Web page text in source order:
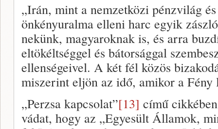
„Irán, mint a nemzetközi pénzvilág
önkényuralma elleni harc egyik
nekünk, magyaroknak is, és arra
eltökéltséggel és bátorsággal
ellenségeivel. A két fél közös
miszerint eljön az idő, amikor a Fény
„Perzsa kapcsolat”[13] című
vádat, hogy az „Egyesült Államok,